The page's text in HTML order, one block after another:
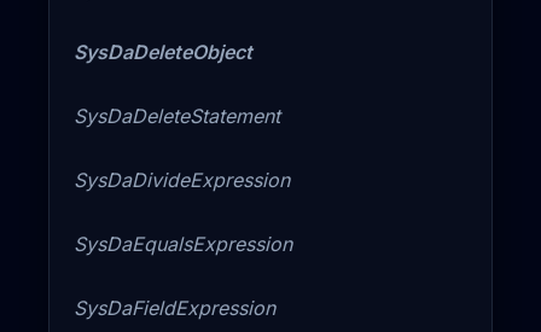
SysDaDeleteObject
SysDaDeleteStatement
SysDaDivideExpression
SysDaEqualsExpression
SysDaFieldExpression